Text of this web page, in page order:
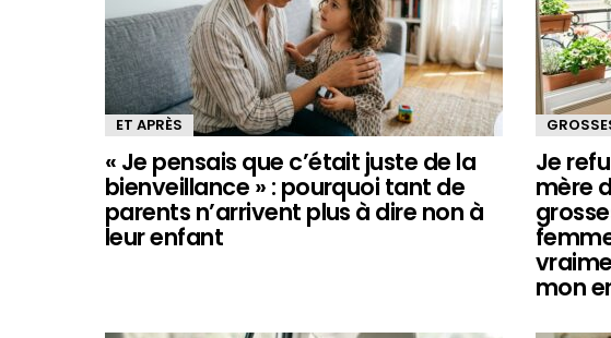
ET APRÈS
« Je pensais que c’était juste de la
bienveillance » : pourquoi tant de
parents n’arrivent plus à dire non à
leur enfant
Je
mère
mon